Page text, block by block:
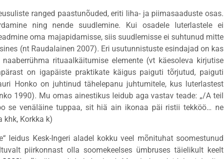
ranged paastunõuded, eriti liha- ja piimasaaduste osas.
ning nende suudlemine. Kui osadele luterlastele ei
oma majapidamisse, siis suudlemisse ei suhtunud mitte
(nt Raudalainen 2007). Eri usutunnistuste esindajad on kas
rituaalkäitumise elemente (vt käesoleva kirjutise
on igapäiste praktikate käigus paiguti tõrjutud, paiguti
Honko on juhtinud tähelepanu juhtumitele, kus luterlastest
1990). Mu omas ainestikus leidub aga vastav teade: „/A teil
se venäläine tuppaa, sit hiä ain ikonaa päi ristii tekköö… ne
khk, Korkka k)
leidus Kesk-Ingeri aladel kokku veel mõnituhat soomestunud
piirkonnast olla soomekeelses ümbruses täielikult keelt